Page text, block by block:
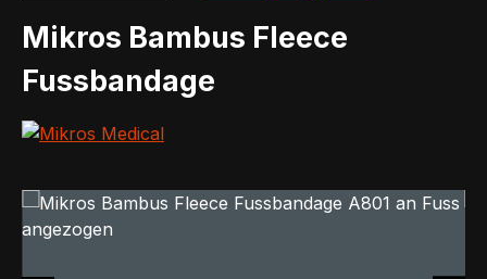
Mikros Bambus Fleece
Fussbandage
Bildergalerie überspringen